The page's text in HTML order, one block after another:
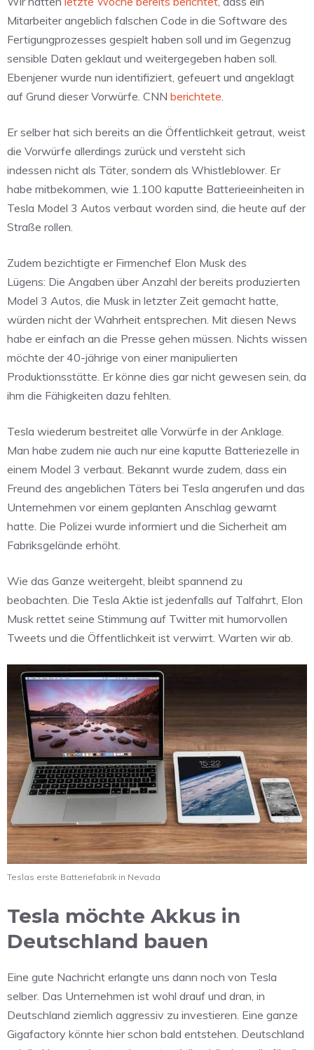
Mitarbeiter angeblich falschen Code in die Software des
Fertigungprozesses gespielt haben soll und im Gegenzug
sensible Daten geklaut und weitergegeben haben soll.
Ebenjener wurde nun identifiziert, gefeuert und angeklagt
auf Grund dieser Vorwürfe. CNN berichtete.
Er selber hat sich bereits an die Öffentlichkeit getraut, weist
die Vorwürfe allerdings zurück und versteht sich
indessen nicht als Täter, sondern als Whistleblower. Er
habe mitbekommen, wie 1.100 kaputte Batterieeinheiten in
Tesla Model 3 Autos verbaut worden sind, die heute auf der
Straße rollen.
Zudem bezichtigte er Firmenchef Elon Musk des
Lügens: Die Angaben über Anzahl der bereits produzierten
Model 3 Autos, die Musk in letzter Zeit gemacht hatte,
würden nicht der Wahrheit entsprechen. Mit diesen News
habe er einfach an die Presse gehen müssen. Nichts wissen
möchte der 40-jährige von einer manipulierten
Produktionsstätte. Er könne dies gar nicht gewesen sein, da
ihm die Fähigkeiten dazu fehlten.
Tesla wiederum bestreitet alle Vorwürfe in der Anklage.
Man habe zudem nie auch nur eine kaputte Batteriezelle in
einem Model 3 verbaut. Bekannt wurde zudem, dass ein
Freund des angeblichen Täters bei Tesla angerufen und das
Unternehmen vor einem geplanten Anschlag gewarnt
hatte. Die Polizei wurde informiert und die Sicherheit am
Fabriksgelände erhöht.
Wie das Ganze weitergeht, bleibt spannend zu
beobachten. Die Tesla Aktie ist jedenfalls auf Talfahrt, Elon
Musk rettet seine Stimmung auf Twitter mit humorvollen
Tweets und die Öffentlichkeit ist verwirrt. Warten wir ab.
Teslas erste Batteriefabrik in Nevada
Tesla möchte Akkus in
Deutschland bauen
Eine gute Nachricht erlangte uns dann noch von Tesla
selber. Das Unternehmen ist wohl drauf und dran, in
Deutschland ziemlich aggressiv zu investieren. Eine ganze
Gigafactory könnte hier schon bald entstehen. Deutschland